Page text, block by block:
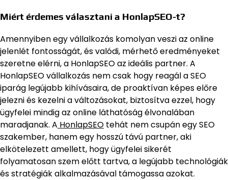
Miért érdemes választani a HonlapSEO-t?
Amennyiben egy vállalkozás komolyan veszi az online
jelenlét fontosságát, és valódi, mérhető eredményeket
szeretne elérni, a HonlapSEO az ideális partner. A
HonlapSEO vállalkozás nem csak hogy reagál a SEO
iparág legújabb kihívásaira, de proaktívan képes előre
jelezni és kezelni a változásokat, biztosítva ezzel, hogy
ügyfelei mindig az online láthatóság élvonalában
maradjanak. A HonlapSEO tehát nem csupán egy SEO
szakember, hanem egy hosszú távú partner, aki
elkötelezett amellett, hogy ügyfelei sikerét
folyamatosan szem előtt tartva, a legújabb technológiák
és stratégiák alkalmazásával támogassa azokat.